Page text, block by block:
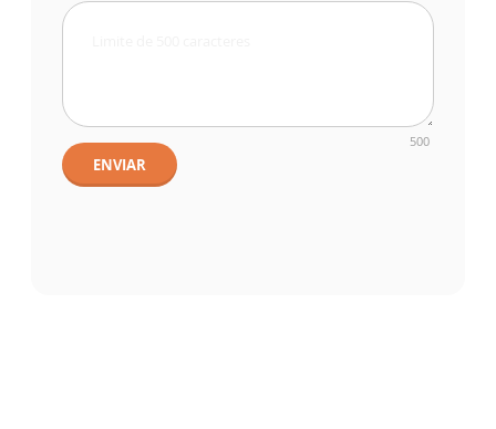
500
ENVIAR